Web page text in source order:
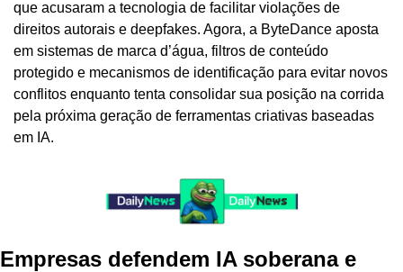
que acusaram a tecnologia de facilitar violações de
direitos autorais e deepfakes. Agora, a ByteDance aposta
em sistemas de marca d’água, filtros de conteúdo
protegido e mecanismos de identificação para evitar novos
conflitos enquanto tenta consolidar sua posição na corrida
pela próxima geração de ferramentas criativas baseadas
em IA.
Empresas defendem IA soberana e